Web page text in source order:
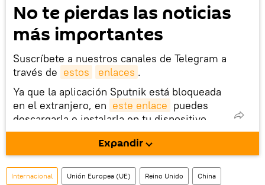
No te pierdas las noticias
más importantes
Suscríbete a nuestros canales de Telegram a
través de estos enlaces .
Ya que la aplicación Sputnik está bloqueada
en el extranjero, en este enlace puedes
descargarla e instalarla en tu dispositivo
móvil (¡solo para Android!).
También tenemos una cuenta en la red
social rusa VK .
Expandir
Internacional Unión Europea (UE) Reino Unido China